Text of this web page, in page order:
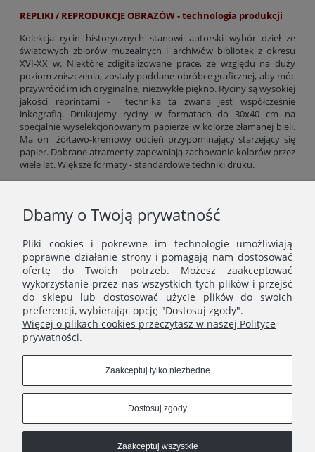
REPLIKI / REPRODUKCJE OBRAZÓW - technologia produkcji
Kolekcja rycin historycznych stanowi autorski wybór dzieł ze
światowych zbiorów muzealnych i archiwów bibliotek z okresu
XVI-XX w. Niektóre zdigitalizowane prace, ze względu na duży
poziom zniszczenia, zostały poddane obróbce graficznej, aby móc
przywrócić im ich oryginalne, niezwykłe piękno. Ryciny są wysokiej
jakości reprintami - technika ta zwana jest współcześnie
inkografią. Drukujemy ryciny w formatach do 30x40 cm na
specjalnie wyselekcjonowanym papierze w kolorze złamanej bieli.
Ma on żółtawo-kremowy odcień przypominający starzejący się
papier. Dobrane atramenty zapewniają zachowanie kolorów przez
wiele lat. Większe formaty - standardowe techniki druku.
Odbiór kolorów rycin zależy od ustawień jasności ekranu, dlatego
prezentowanej na zdjęciach.
MENU
ERNST STUDIO
Dbamy o Twoją prywatność
Pliki cookies i pokrewne im technologie umożliwiają
poprawne działanie strony i pomagają nam dostosować
ofertę do Twoich potrzeb. Możesz zaakceptować
wykorzystanie przez nas wszystkich tych plików i przejść
do sklepu lub dostosować użycie plików do swoich
preferencji, wybierając opcję "Dostosuj zgody".
Więcej o plikach cookies przeczytasz w naszej Polityce
prywatności.
Zaakceptuj tylko niezbędne
Dostosuj zgody
Zaakceptuj wszystkie